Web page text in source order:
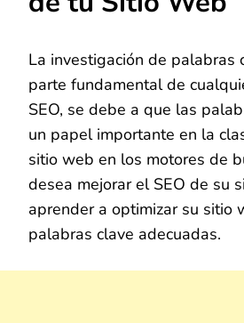
La investigación de palabras
parte fundamental de
SEO, se debe a que las
un papel importante en la
sitio web en los motores de
desea mejorar el SEO de su
aprender a optimizar su sitio
palabras clave adecuadas.